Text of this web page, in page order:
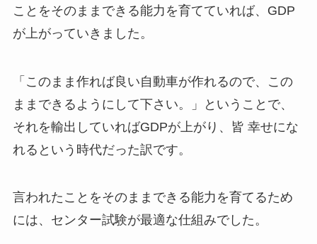
ことをそのままできる能力を育てていれば、GDP
が上がっていきました。
「このまま作れば良い自動車が作れるので、この
ままできるようにして下さい。」ということで、
それを輸出していればGDPが上がり、皆 幸せにな
れるという時代だった訳です。
言われたことをそのままできる能力を育てるため
には、センター試験が最適な仕組みでした。